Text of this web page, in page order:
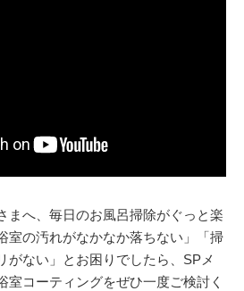
まへ、毎日のお風呂掃除がぐっと楽
室の汚れがなかなか落ちない」「掃
がない」とお困りでしたら、SPメ
室コーティングをぜひ一度ご検討く